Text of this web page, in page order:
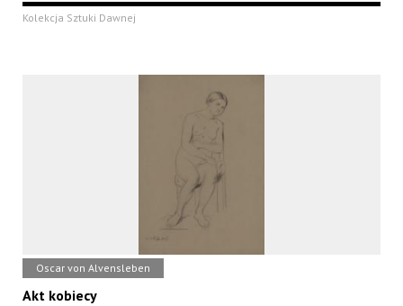
Kolekcja Sztuki Dawnej
Oscar von Alvensleben
Akt kobiecy